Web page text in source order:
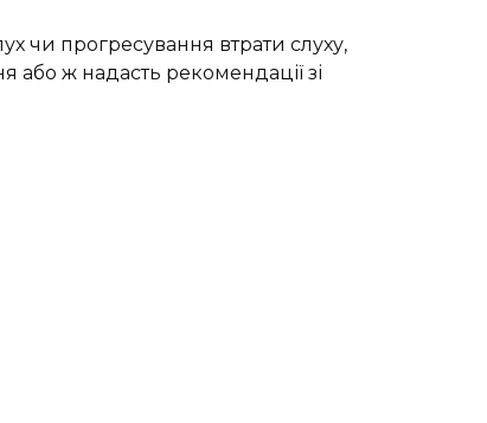
чи прогресування втрати слуху,
або ж надасть рекомендації зі